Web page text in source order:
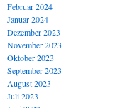
Februar 2024
Januar 2024
Dezember 2023
November 2023
Oktober 2023
September 2023
August 2023
Juli 2023